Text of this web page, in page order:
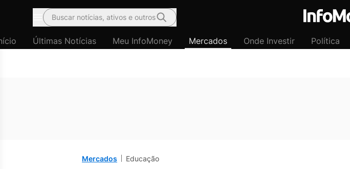
Menu
Buscar notícias, ativos e outros
Últimas Notícias Meu InfoMoney Mercados Onde Investir Política
Mercados Educação